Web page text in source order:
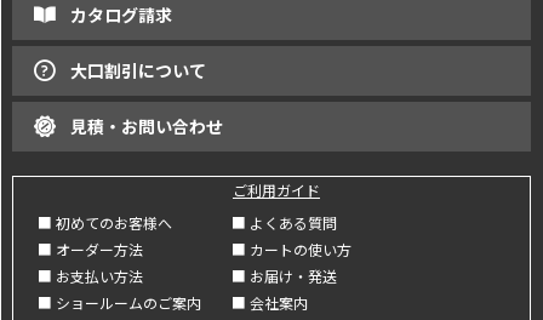
カタログ請求
大口割引について
見積・お問い合わせ
ご利用ガイド
■ 初めてのお客様へ
■ よくある質問
■ オーダー方法
■ カートの使い方
■ お支払い方法
■ お届け・発送
■ ショールームのご案内
■ 会社案内